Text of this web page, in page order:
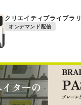
クリエイティブライブラ
オンデマンド配信